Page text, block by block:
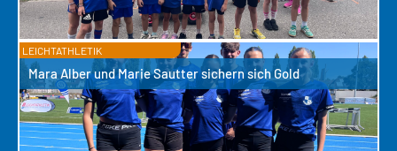
LEICHTATHLETIK
Mara Alber und Marie Sautter sichern sich Gold